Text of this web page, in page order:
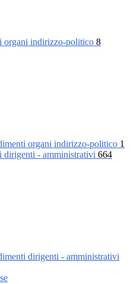
organi indirizzo-politico 8
organi indirizzo-politico 1
dirigenti - amministrativi 664
dirigenti - amministrativi